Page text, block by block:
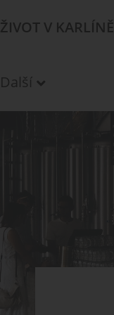
ŽIVOT V KARLÍNĚ
Další